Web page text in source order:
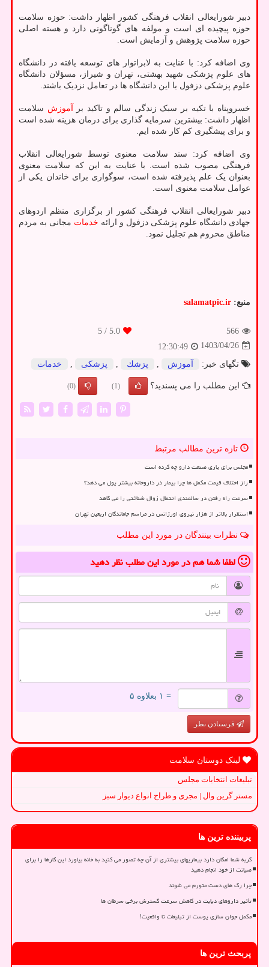
دبیر شورایعالی انقلاب فرهنگی کشور اظهار داشت: حوزه سلامت
حوزه پیچیده ای است و مولفه های گوناگونی دارد و هسته اصلی
حوزه سلامت پژوهش و آزمایش است.
وی اضافه کرد: با عنایت به لابراتوار های توسعه یافته در دانشگاه
های علوم پزشکی شهید بهشتی، تهران و شیراز، مسؤلان دانشگاه
علوم پزشکی دزفول با این دانشگاه ها در تعامل نزدیک باشند.
خسروپناه با تکیه بر سبک زندگی سالم و تاکید بر آموزش سلامت
اظهار داشت: بیشترین سرمایه گذاری برای درمان هزینه شده است
و برای پیشگیری کم کار شده ایم.
وی اضافه کرد: سند سلامت معنوی توسط شورایعالی انقلاب
فرهنگی مصوب شده است. با عنایت به این که سلامت معنوی
بعنوان یک علم پذیرفته شده است، سوگواری برای خاندان یکی از
عوامل سلامت معنوی است.
دبیر شورایعالی انقلاب فرهنگی کشور از برگزاری منظم اردوهای
جهادی دانشگاه علوم پزشکی دزفول و ارائه خدمات مجانی به مردم
مناطق محروم هم تجلیل نمود.
منبع: salamatpic.ir
566
5.0
/ 5
1403/04/26
12:30:49
تگهای خبر:
آموزش پزشك پزشكی خدمات
این مطلب را می پسندید؟ (1)
(0)
تازه ترین مطالب مرتبط
مجلس برای یاری صنعت دارو چه کرده است
راز اختلاف قیمت مکمل ها چرا بیمار در داروخانه بیشتر پول می دهد؟
سرعت راه رفتن در سالمندی احتمال زوال شناختی را می کاهد
استقرار بالاتر از هزار نیروی اورژانس در مراسم جاماندگان اربعین تهران
نظرات بینندگان در مورد این مطلب
لطفا شما همدر مورد این مطلبنظر دهید
= ۱ بعلاوه ۵
فرستادن نظر
لینک دوستان سلامت
تبلیغات انتخابات مجلس
مستر گرین وال | مجری و طراح انواع دیوار سبز
پربیننده ترین ها
گربه شما امکان دارد بیماریهای بیشتری از آن چه تصور می کنید به خانه بیاورد این کارها را برای
صیانت از خود انجام دهید
چرا رگ های دست متورم می شوند
تأثیر داروهای دیابت در کاهش سرعت گسترش برخی سرطان ها
مکمل جوان سازی پوست از تبلیغات تا واقعیت!
پربحث ترین ها